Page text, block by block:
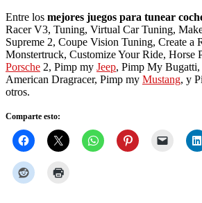
Entre los mejores juegos para tunear
Racer V3, Tuning, Virtual Car Tuning,
Supreme 2, Coupe Vision Tuning, Create a
Monstertruck, Customize Your Ride, Horse
Porsche 2, Pimp my Jeep, Pimp My
American Dragracer, Pimp my Mustang, y
otros.
Comparte esto: